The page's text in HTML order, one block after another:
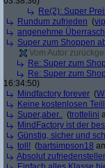
Re(2): Super
Rundum zufrieden (
angenehme
Super zum Shoppen
Vom Autor
Re: Super zum
Re: Super zum
16:34:50)
Mindfactory forever (
Keine kostenlosen
Super,aber.. (trottelini
MindFactory ist der
Günstig, sicher und
toll! (bartsimpson18
Absolut